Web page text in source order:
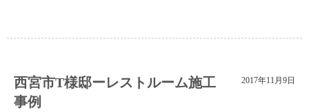
西宮市T様邸ーレストルーム施工
事例
2017年11月9日